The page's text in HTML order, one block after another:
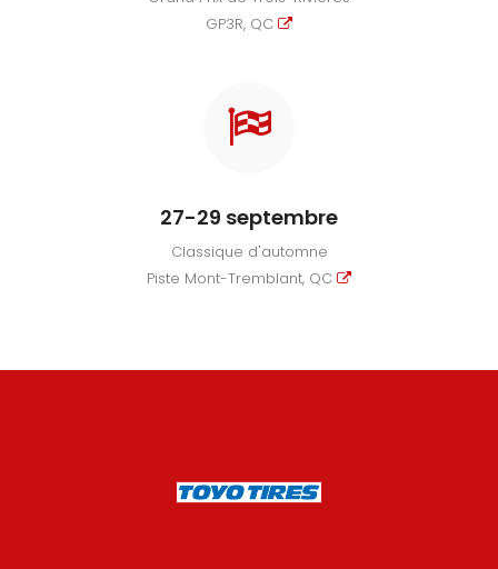
GP3R, QC
27-29 septembre
Classique d'automne
Piste Mont-Tremblant, QC